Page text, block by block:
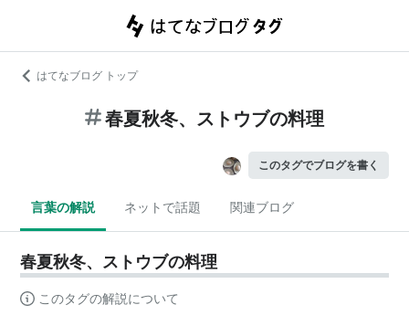
はてなブログ トップ
春夏秋冬、ストウブの料理
このタグでブログを書く
言葉の解説 ネットで話題 関連ブログ
春夏秋冬、ストウブの料理
このタグの解説について